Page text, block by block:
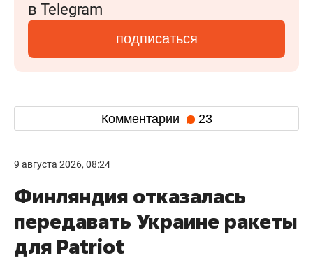
в Telegram
подписаться
Комментарии 23
9 августа 2026, 08:24
Финляндия отказалась
передавать Украине ракеты
для Patriot